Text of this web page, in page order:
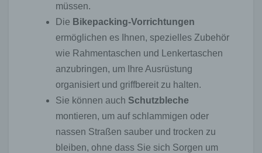
müssen.
Die Bikepacking-Vorrichtungen
ermöglichen es Ihnen, spezielles Zubehör
wie Rahmentaschen und Lenkertaschen
anzubringen, um Ihre Ausrüstung
organisiert und griffbereit zu halten.
Sie können auch Schutzbleche
montieren, um auf schlammigen oder
nassen Straßen sauber und trocken zu
bleiben, ohne dass Sie sich Sorgen um